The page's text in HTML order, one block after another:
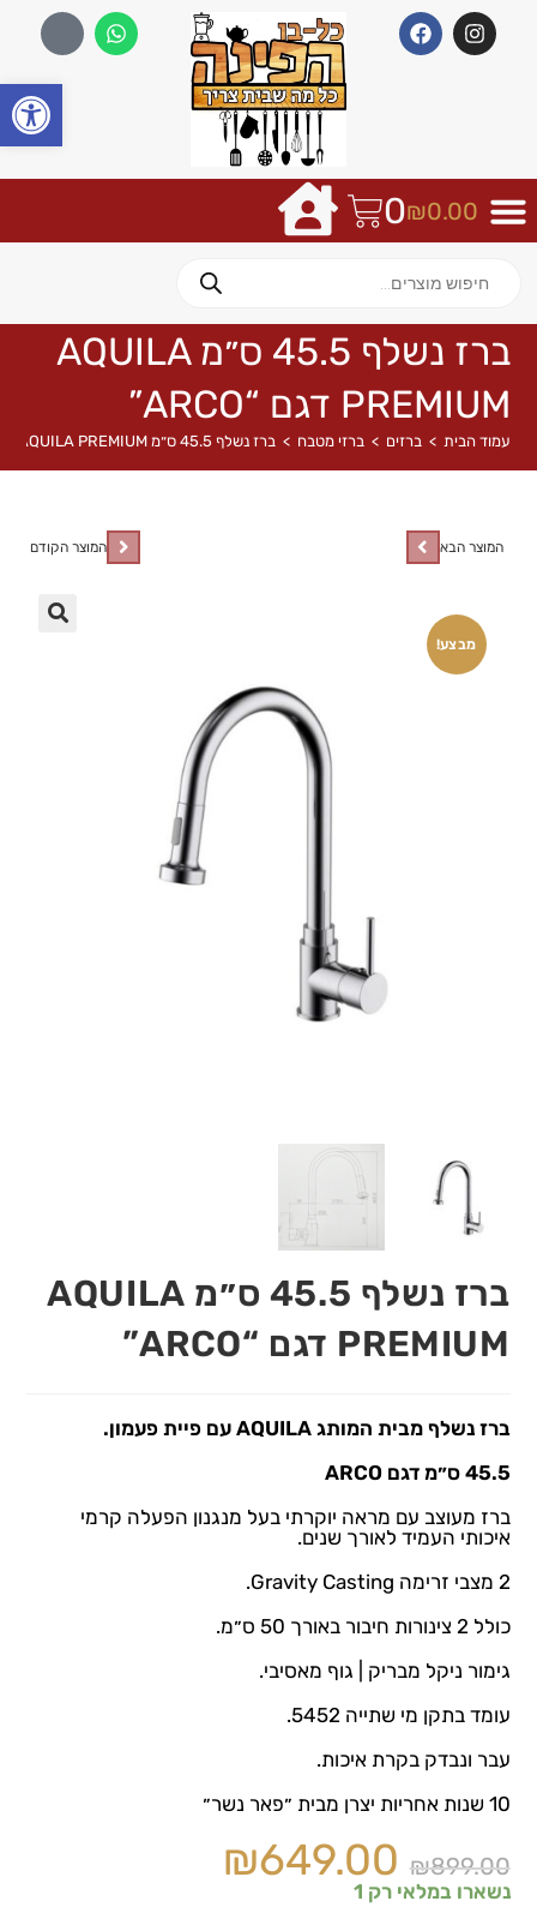
₪0.00
0
ברז נשלף 45.5 ס״מ AQUILA
PREMIUM דגם “ARCO”
עמוד הבית > ברזים > ברזי מטבח > ברז נשלף 45.5 ס״מ AQUILA PREMIUM דגם “ARCO”
מבצע!
המוצר הקודם המוצר הבא
ברז נשלף 45.5 ס״מ AQUILA
PREMIUM דגם “ARCO”
ברז נשלף מבית המותג AQUILA עם פיית פעמון.
45.5 ס״מ דגם ARCO
ברז מעוצב עם מראה יוקרתי בעל מנגנון הפעלה קרמי
איכותי העמיד לאורך שנים.
2 מצבי זרימה Gravity Casting.
כולל 2 צינורות חיבור באורך 50 ס״מ.
גימור ניקל מבריק | גוף מאסיבי.
עומד בתקן מי שתייה 5452.
עבר ונבדק בקרת איכות.
10 שנות אחריות יצרן מבית ״פאר נשר״
₪899.00
₪649.00
נשארו במלאי רק 1